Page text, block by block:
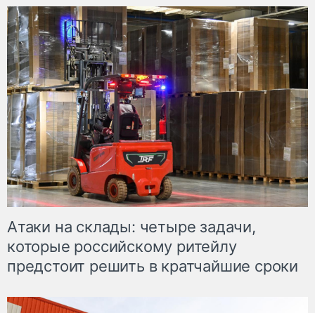
Атаки на склады: четыре задачи,
которые российскому ритейлу
предстоит решить в кратчайшие сроки